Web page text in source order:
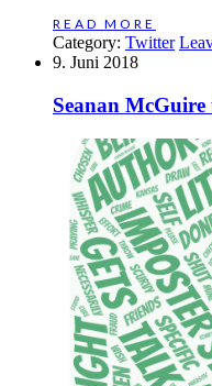
READ MORE
Category: Twitter
9. Juni 2018
Seanan